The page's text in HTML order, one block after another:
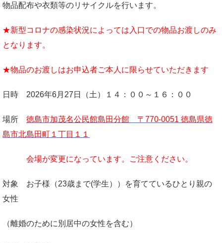
物品配布や衣類等のリサイクルを行います。
★新型コロナの感染状況によっては入口での物品お渡しのみ
と なります。
★物品のお渡しはお申込者ご本人に限らせていただきます
日時 2026年6月27日（土）１４：００～１６：００
場所 徳島市加茂名公民館島田分館 〒770-0051 徳島県徳
島市北島田町１丁目１１
会場が変更になっています。ご注意ください。
対象 お子様（23歳まで(学生））を育てているひとり親の
女性
（離婚のために別居中の女性を含む）